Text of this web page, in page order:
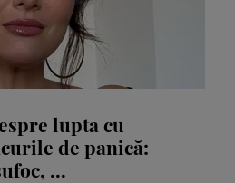
lupta cu
de panică:
...